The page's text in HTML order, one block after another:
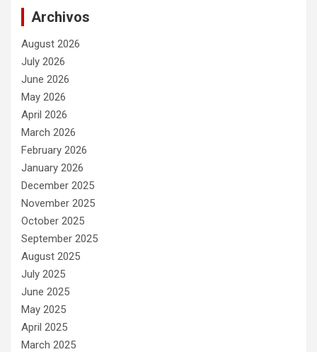
Archivos
August 2026
July 2026
June 2026
May 2026
April 2026
March 2026
February 2026
January 2026
December 2025
November 2025
October 2025
September 2025
August 2025
July 2025
June 2025
May 2025
April 2025
March 2025